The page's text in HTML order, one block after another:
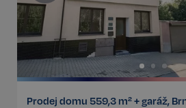
Prodej domu 559,3 m² + garáž,